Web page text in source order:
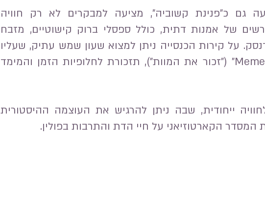
גם כ"פנינת קשוביה", מציעה למבקרים לא רק חוויה
של אמנות דתית, כולל ספסלי ברוק קישוטיים, מזבח
על קירות הכנסייה ניתן למצוא שעון שמש עתיק, שעליו
כתוב המוטו הקארטוזיאני: "Memento Mori" ("זכור את המוות"), תזכורת לחלופיות הזמן והמימד
ייחודית, שבה ניתן להרגיש את העוצמה ההיסטורית
הקארטוזיאני על חיי הדת והתרבות בפולין.